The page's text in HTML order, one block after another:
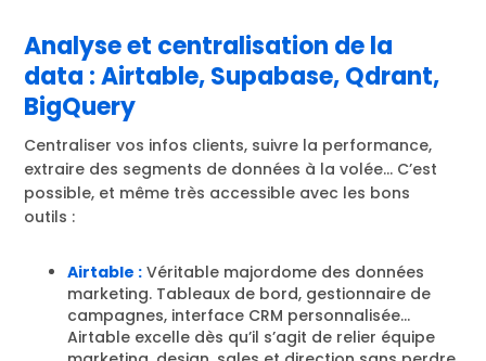
Analyse et centralisation de la
data : Airtable, Supabase, Qdrant,
BigQuery
Centraliser vos infos clients, suivre la performance,
extraire des segments de données à la volée… C’est
possible, et même très accessible avec les bons
outils :
Airtable : Véritable majordome des données
marketing. Tableaux de bord, gestionnaire de
campagnes, interface CRM personnalisée…
Airtable excelle dès qu’il s’agit de relier équipe